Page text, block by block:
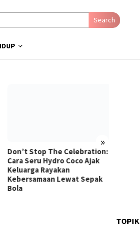
Search
»
Don’t Stop The Celebration:
Cara Seru Hydro Coco Ajak
Keluarga Rayakan
Kebersamaan Lewat Sepak
Bola